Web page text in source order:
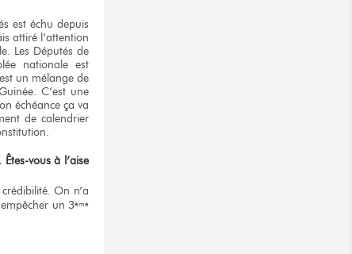
est échu depuis
attiré l’attention
Les Députés de
nationale est
un mélange de
C’est une
échéance ça va
de calendrier
vous à l’aise
On n’a
un 3ème